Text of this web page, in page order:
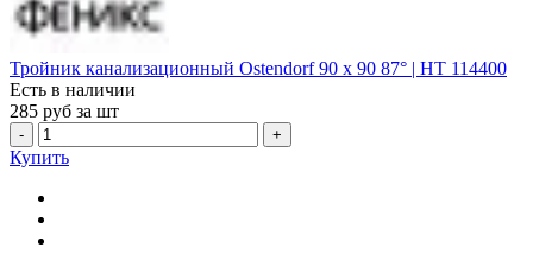
Тройник канализационный Ostendorf 90 х 90 87° | HT 114400
Есть в наличии
285 руб за шт
- +
Купить